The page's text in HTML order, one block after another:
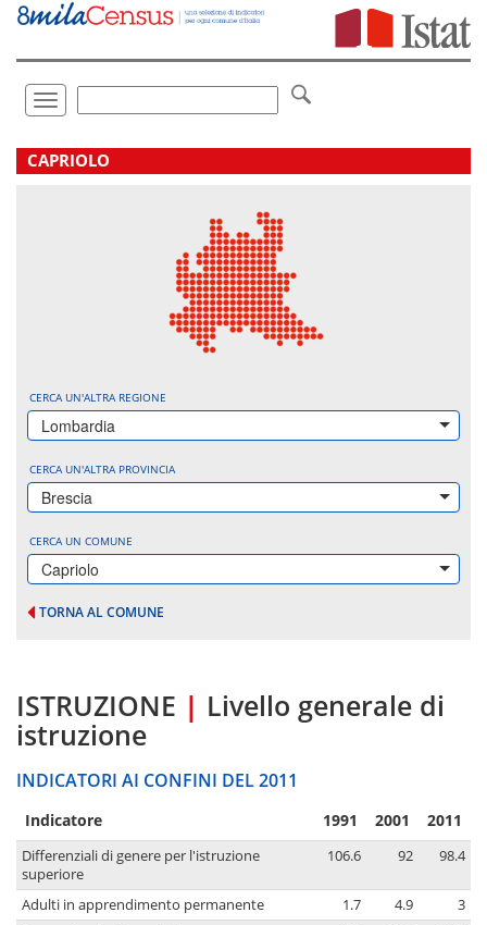
Vai
direttamente
Toggle
navigation
.
CAPRIOLO
CERCA UN'ALTRA REGIONE
Lombardia
CERCA UN'ALTRA PROVINCIA
Brescia
CERCA UN COMUNE
Capriolo
TORNA AL COMUNE
ISTRUZIONE | Livello generale di
istruzione
INDICATORI AI CONFINI DEL 2011
Indicatore 1991 2001 2011
Differenziali di genere per l'istruzione
superiore
106.6 92 98.4
Adulti in apprendimento permanente 1.7 4.9
3